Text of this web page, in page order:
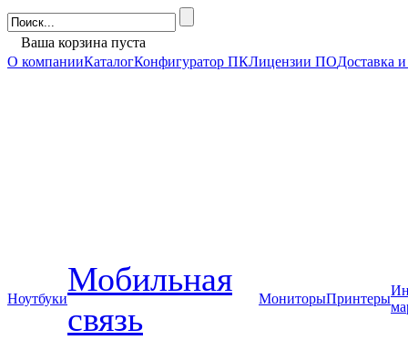
Ваша корзина пуста
О компанииКаталогКонфигуратор ПКЛицензии ПОДоставка
Ноутбуки
Мобильная
связь
МониторыПринтеры